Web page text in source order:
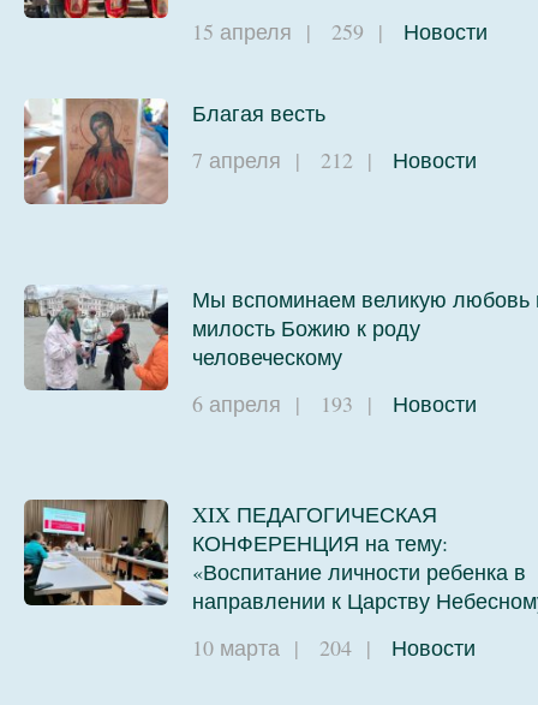
15 апреля | 259 | Новости
Благая весть
7 апреля | 212 | Новости
Мы вспоминаем великую любовь
милость Божию к роду
человеческому
6 апреля | 193 | Новости
XIX ПЕДАГОГИЧЕСКАЯ
КОНФЕРЕНЦИЯ на тему:
«Воспитание личности ребенка в
направлении к Царству
10 марта | 204 | Новости